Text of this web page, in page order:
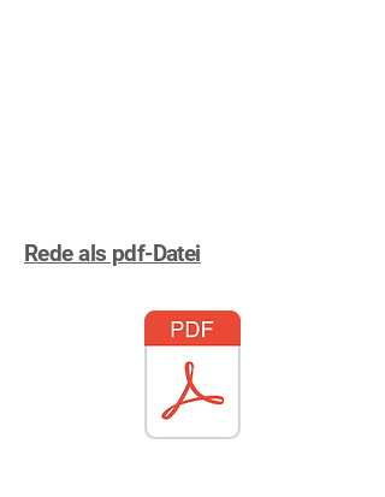
Rede als pdf-Datei